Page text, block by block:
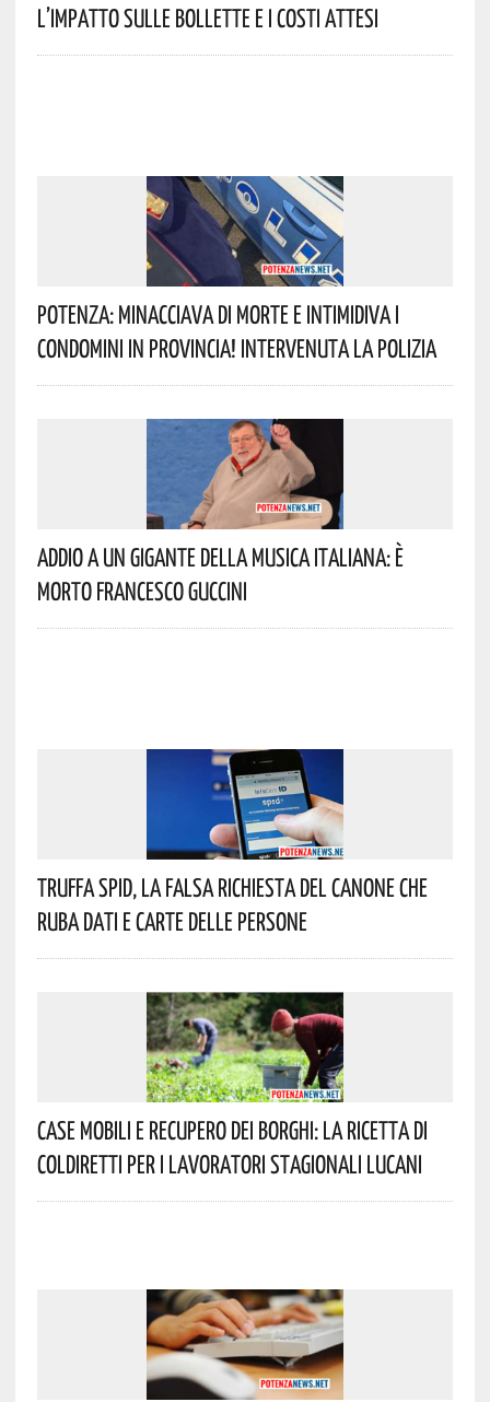
L’impatto Sulle Bollette E I Costi Attesi
Potenza: Minacciava Di Morte E Intimidiva I
Condomini In Provincia! Intervenuta La Polizia
Addio A Un Gigante Della Musica Italiana: È
Morto Francesco Guccini
Truffa Spid, La Falsa Richiesta Del Canone Che
Ruba Dati E Carte Delle Persone
Case Mobili E Recupero Dei Borghi: La Ricetta Di
Coldiretti Per I Lavoratori Stagionali Lucani